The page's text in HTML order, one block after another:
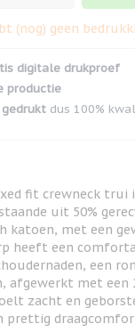
(nog) geen
digitale drukproef
productie
gedrukt dus 100%
fit crewneck trui
uit 50%
katoen, met een
heeft een
een
afgewerkt met
zacht en
prettig